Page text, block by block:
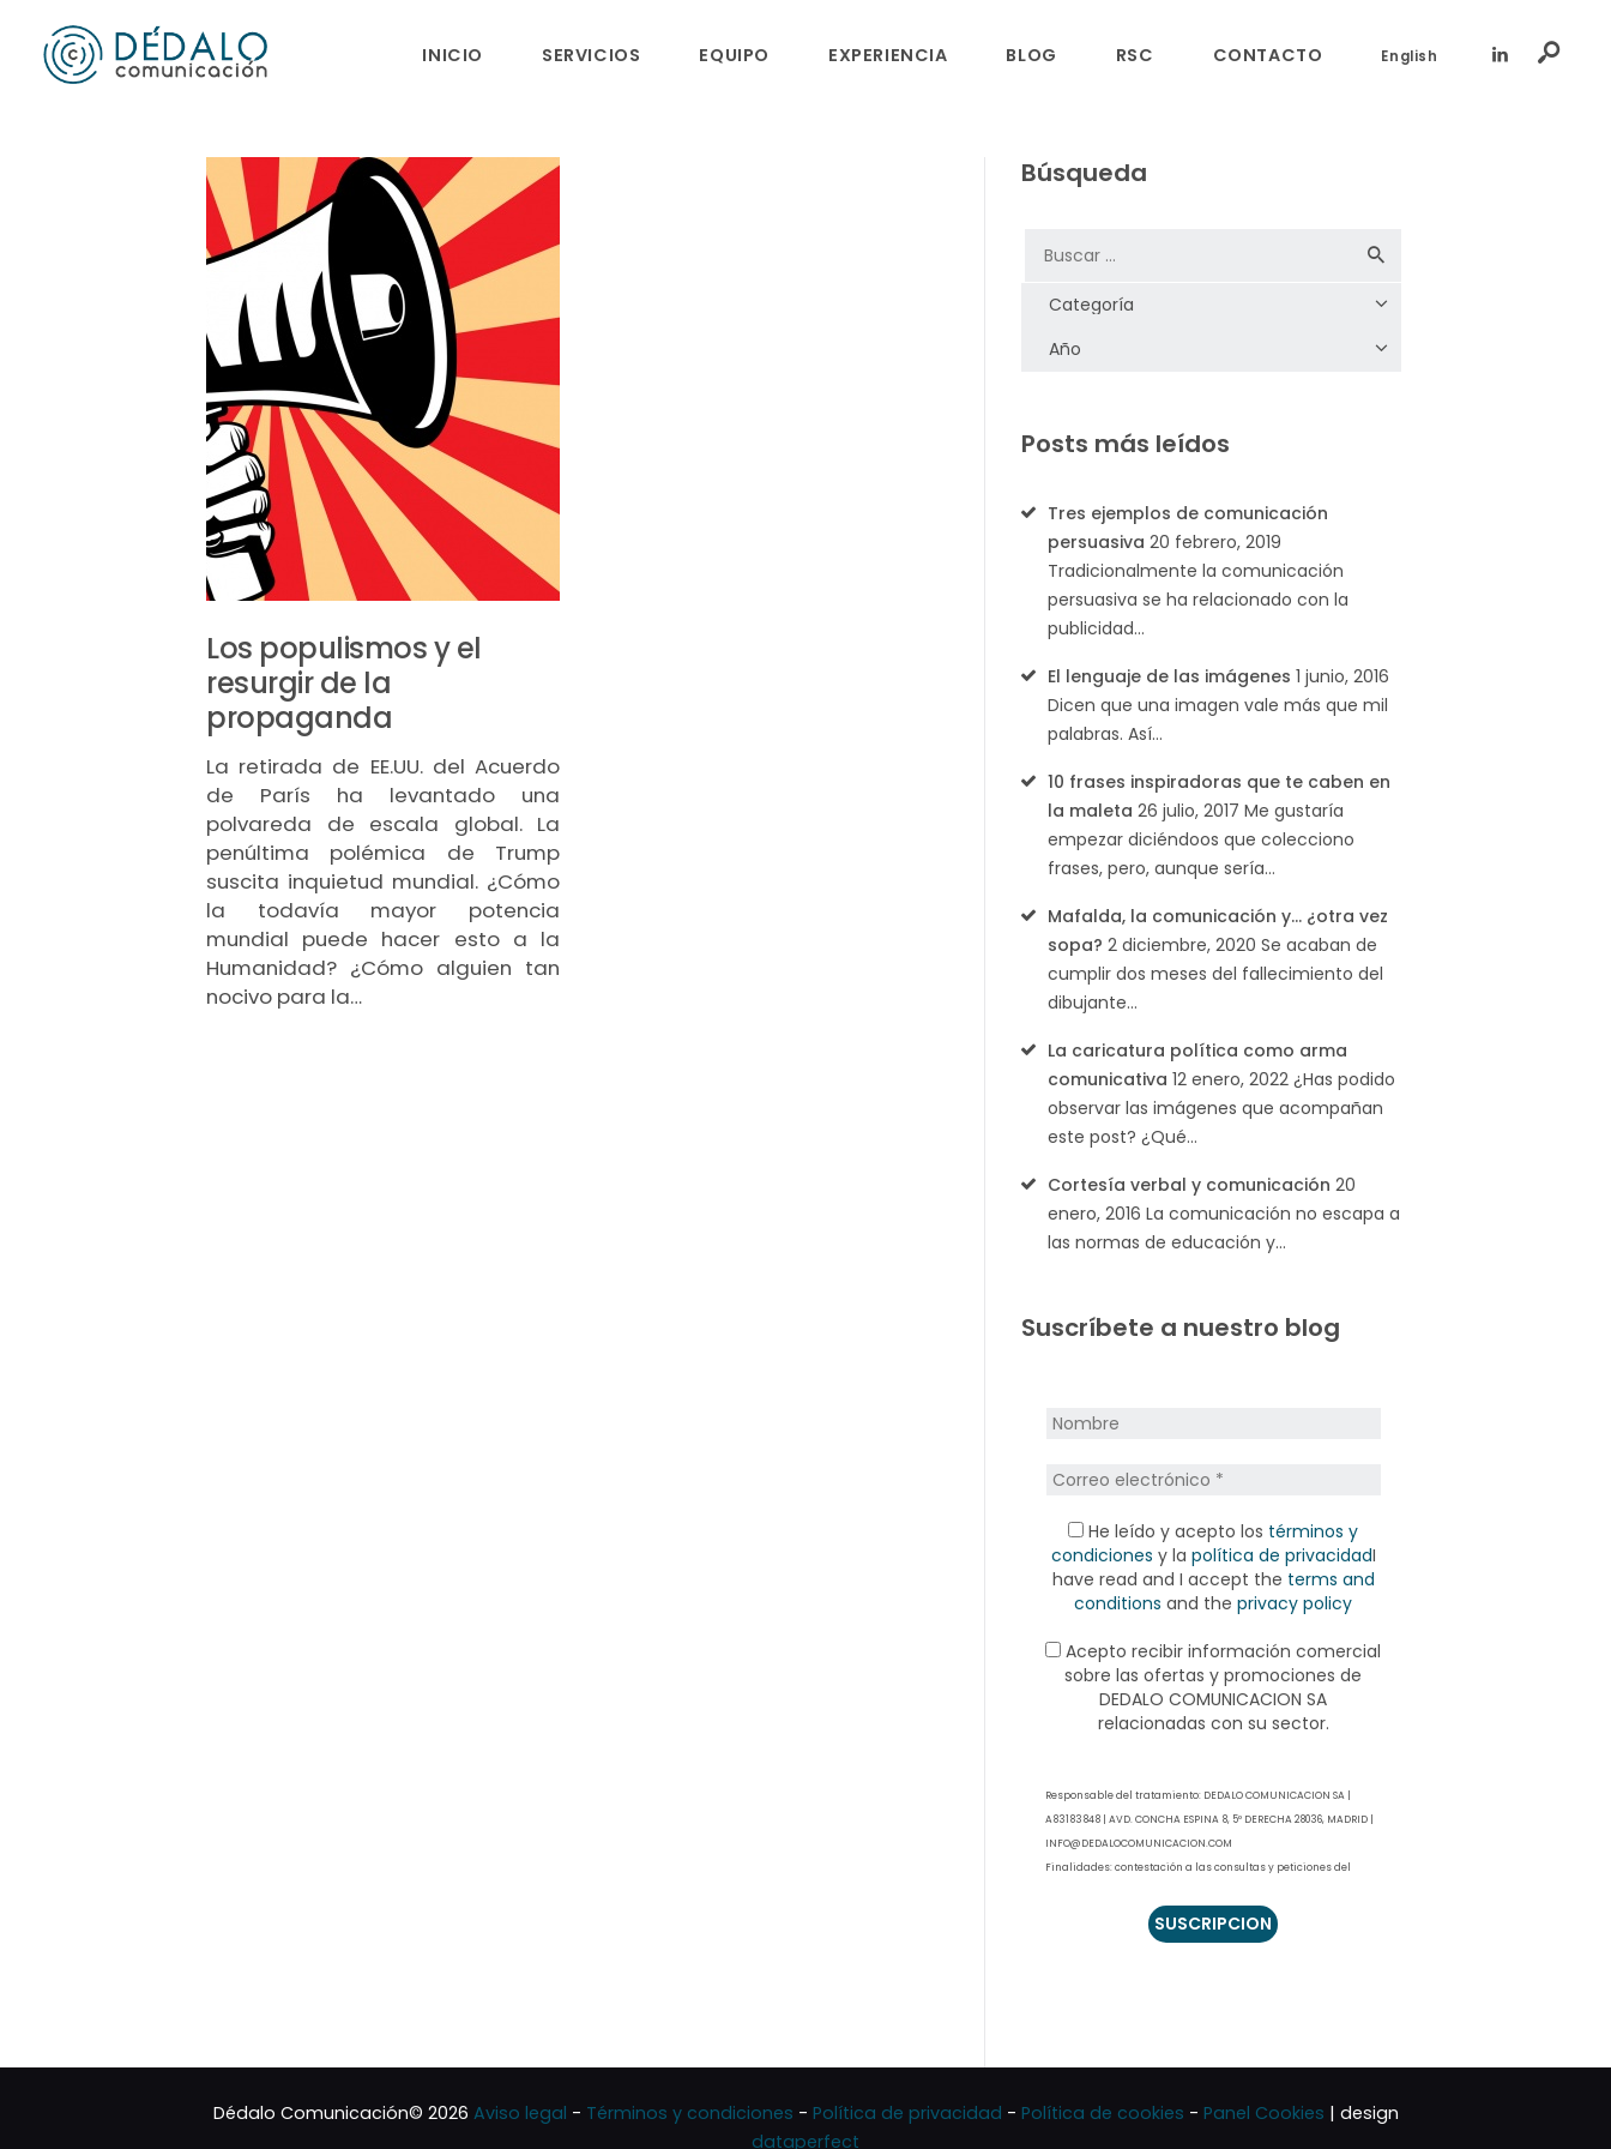
INICIO SERVICIOS EQUIPO EXPERIENCIA BLOG RSC CONTACTO English
Los populismos y el
resurgir de la
propaganda
La retirada de EE.UU. del Acuerdo
de París ha levantado una
polvareda de escala global. La
penúltima polémica de Trump
suscita inquietud mundial. ¿Cómo
la todavía mayor potencia
mundial puede hacer esto a la
Humanidad? ¿Cómo alguien tan
nocivo para la…
Búsqueda
Posts más leídos
Tres ejemplos de comunicación
persuasiva 20 febrero, 2019
Tradicionalmente la comunicación
persuasiva se ha relacionado con la
publicidad…
El lenguaje de las imágenes 1 junio, 2016
Dicen que una imagen vale más que mil
palabras. Así…
10 frases inspiradoras que te caben en
la maleta 26 julio, 2017 Me gustaría
empezar diciéndoos que colecciono
frases, pero, aunque sería…
Mafalda, la comunicación y… ¿otra vez
sopa? 2 diciembre, 2020 Se acaban de
cumplir dos meses del fallecimiento del
dibujante…
La caricatura política como arma
comunicativa 12 enero, 2022 ¿Has podido
observar las imágenes que acompañan
este post? ¿Qué…
Cortesía verbal y comunicación 20
enero, 2016 La comunicación no escapa a
las normas de educación y…
Suscríbete a nuestro blog
He leído y acepto los términos y
condiciones y la política de privacidadI
have read and I accept the terms and
conditions and the privacy policy
Acepto recibir información comercial
sobre las ofertas y promociones de
DEDALO COMUNICACION SA
relacionadas con su sector.
Responsable del tratamiento: DEDALO COMUNICACION SA |
A83183848 | AVD. CONCHA ESPINA 8, 5º DERECHA 28036, MADRID |
INFO@DEDALOCOMUNICACION.COM
Finalidades: contestación a las consultas y peticiones del
disponibles para ello. Previa información y su consentimiento
expreso, se podrá enviar información comercial relacionada
estrictamente necesario y conforme a los plazos que puede
Dédalo Comunicación© 2026 Aviso legal - Términos y condiciones - Política de privacidad - Política de cookies - Panel Cookies | design
dataperfect